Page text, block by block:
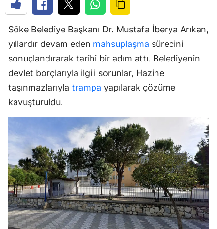
Söke Belediye Başkanı Dr. Mustafa İberya Arıkan,
yıllardır devam eden mahsuplaşma sürecini
sonuçlandırarak tarihi bir adım attı. Belediyenin
devlet borçlarıyla ilgili sorunlar, Hazine
taşınmazlarıyla trampa yapılarak çözüme
kavuşturuldu.